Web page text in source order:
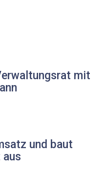
mit
und baut